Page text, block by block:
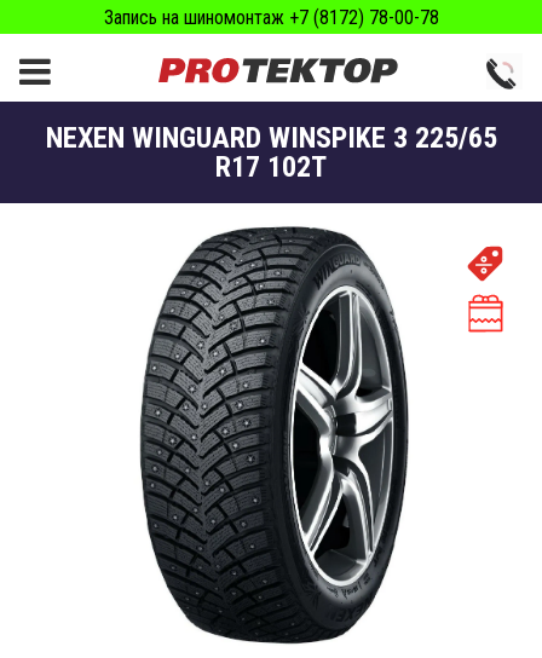
Запись на шиномонтаж +7 (8172) 78-00-78
NEXEN WINGUARD WINSPIKE 3 225/65
R17 102Т